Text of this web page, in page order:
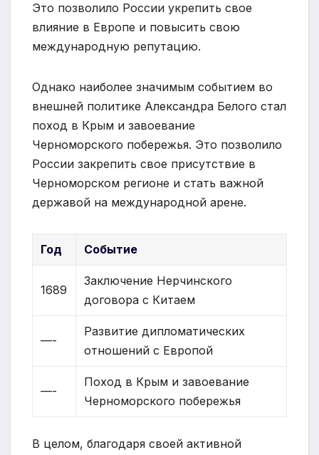
Это позволило России укрепить свое
влияние в Европе и повысить свою
международную репутацию.
Однако наиболее значимым событием во
внешней политике Александра Белого стал
поход в Крым и завоевание
Черноморского побережья. Это позволило
России закрепить свое присутствие в
Черноморском регионе и стать важной
державой на международной арене.
Год Событие
1689
Заключение Нерчинского
договора с Китаем
—-
Развитие дипломатических
отношений с Европой
—-
Поход в Крым и завоевание
Черноморского побережья
В целом, благодаря своей активной